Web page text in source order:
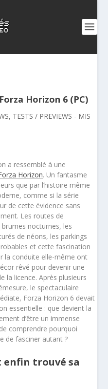
Horizon 6 (PC)
, TESTS / PREVIEWS - MIS
a ressemblé à une
Horizon. Un fantasme
que par l’histoire même
comme si la série
de cette évidence sans
Les routes de
nocturnes, les
de néons, les parkings
et cette fascination
la conduite elle-même ont
rêvé pour devenir une
la licence. Après plusieurs
le spectaculaire
Forza Horizon 6 devait
essentielle : que devient la
d’être un immense
comprendre pourquoi
de fasciner autant ?
enfin trouvé sa